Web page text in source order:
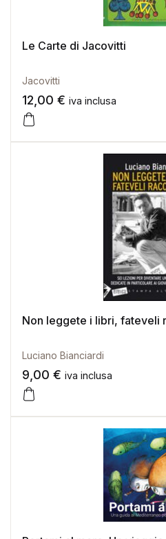
Le Carte di Jacovitti
Jacovitti
12,00 € iva inclusa
Non leggete i libri, fateveli
Luciano Bianciardi
9,00 € iva inclusa